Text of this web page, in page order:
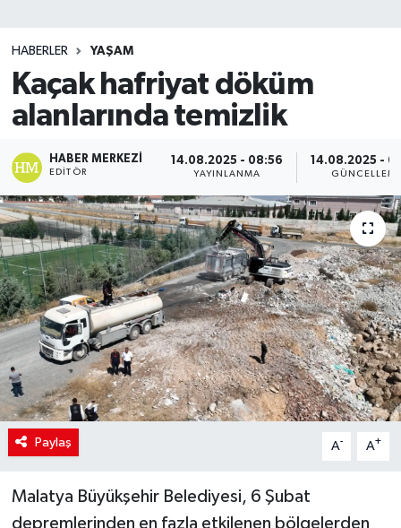
HABERLER YAŞAM
Kaçak hafriyat döküm
alanlarında temizlik
HABER MERKEZI
EDITÖR
14.08.2025 - 08:56
YAYINLANMA
14.08.2025 -
Paylaş A- A+
Malatya Büyükşehir Belediyesi, 6 Şubat
depremlerinden en fazla etkilenen bölgelerden
Teknoloji
TRABZON
TRABZONSPOR
Yaşam